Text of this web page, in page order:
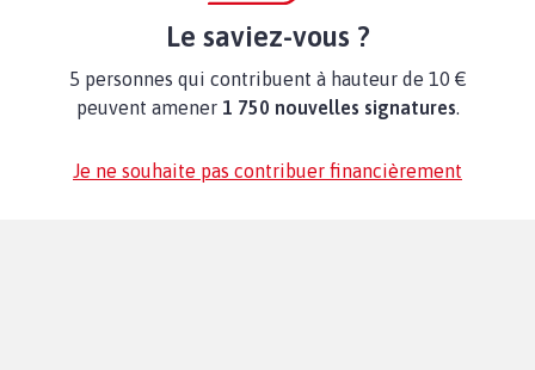
Le saviez-vous ?
5 personnes qui contribuent à hauteur de 10 €
peuvent amener 1 750 nouvelles signatures.
Je ne souhaite pas contribuer financièrement